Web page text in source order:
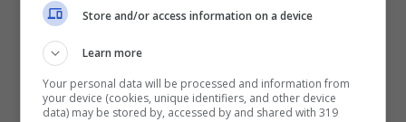
Store and/or access information on a device
Learn more
Your personal data will be processed and information from
your device (cookies, unique identifiers, and other device
data) may be stored by, accessed by and shared with 319